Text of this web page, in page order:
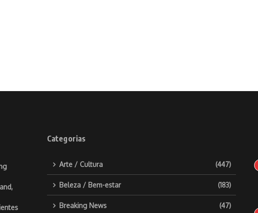
Categorias
Arte / Cultura (447)
Beleza / Bem-estar (183)
Breaking News (47)